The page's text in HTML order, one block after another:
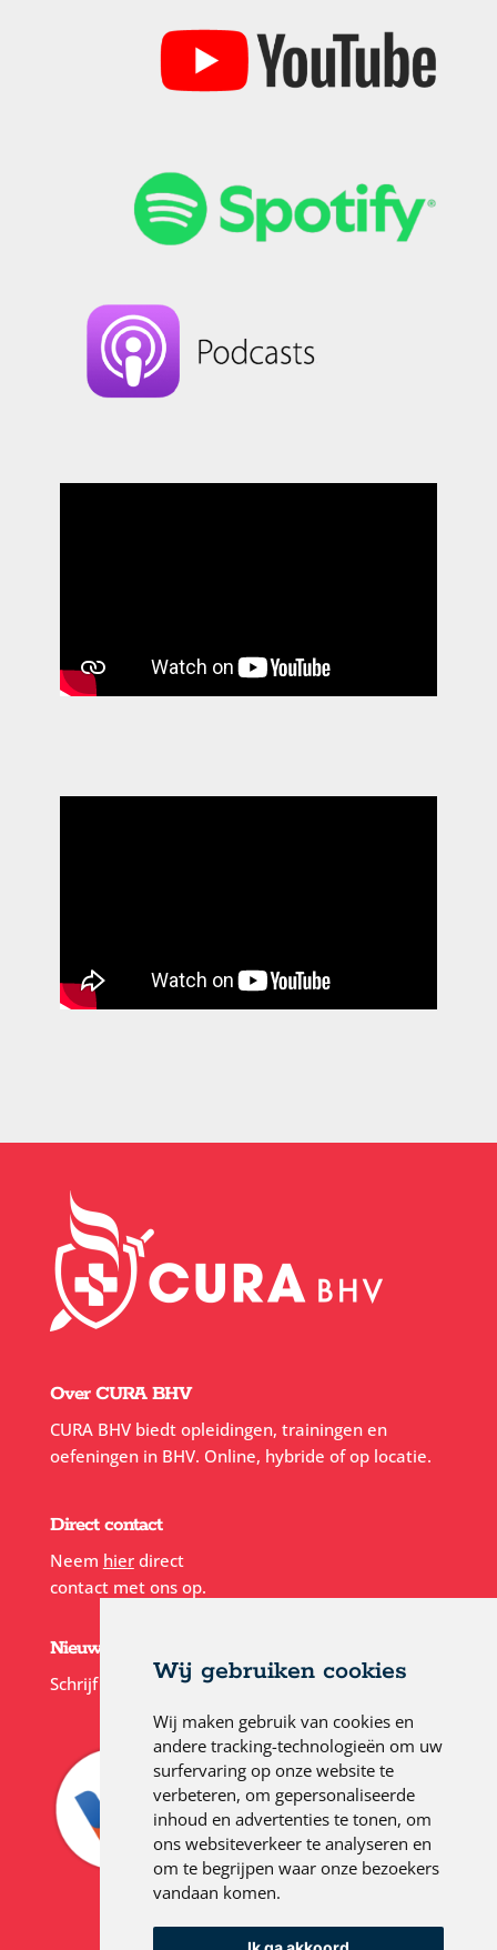
Wij gebruiken cookies
Wij maken gebruik van cookies en
andere tracking-technologieën om uw
surfervaring op onze website te
verbeteren, om gepersonaliseerde
inhoud en advertenties te tonen, om
ons websiteverkeer te analyseren en
om te begrijpen waar onze bezoekers
vandaan komen.
Over CURA BHV
CURA BHV biedt opleidingen, trainingen en
oefeningen in BHV. Online, hybride of op locatie.
Direct contact
Neem hierdirect
contact met ons op.
Nieuwsbrief
Schrijf je in voor onzenieuwsbrief